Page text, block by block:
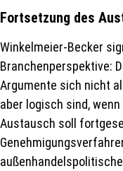
Fortsetzung des
Winkelmeier-Becker
Branchenperspektive:
Argumente sich nicht
aber logisch sind,
Austausch soll